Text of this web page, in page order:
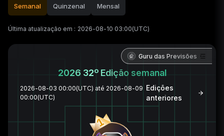
Semanal Quinzenal Mensal
Última atualização em : 2026-08-10 03:00(UTC)
Guru das Previsões
2026 32º Edição semanal
2026-08-03 00:00(UTC) até 2026-08-09
00:00(UTC)
Edições
anteriores